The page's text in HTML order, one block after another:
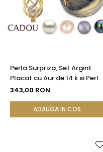
Seturi Perle cu Argint
Brățări cu Perle
Pandantive cu Perle
Perla Surpriza, Set Argint
Placat cu Aur de 14 k si Perle
Naturale
343,00 RON
ADAUGA IN COS